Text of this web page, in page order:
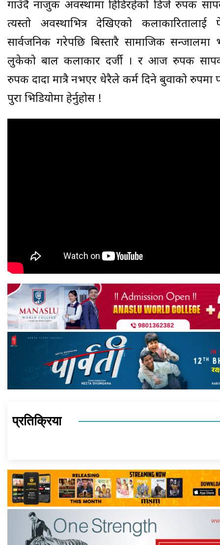
गाउँदै नाजुक अवस्थामा हिडिरहेको डिजे रुपक
त्यस्तो अवस्थाभित्र देखिएको
सार्वजनिक गरेपछि बिस्तारै सामाजिक सन्जालमा
लुकेको बाल कलाकार दर्जी । र आज रुपक
रुपक दादा मात्रै नभएर धेरैले कर्म दिने बुवाको रुपमा
पुरा भिडियोमा हेर्नुहोस !
प्रतिक्रिया